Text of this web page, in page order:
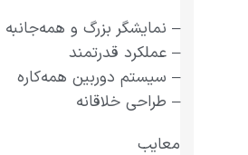
– نمایشگر بزرگ و همه‌جانبه
– عملکرد قدرتمند
– سیستم دوربین همه‌کاره
– طراحی خلاقانه
معایب